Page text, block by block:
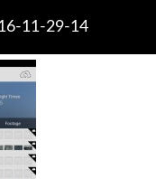
11-29-14